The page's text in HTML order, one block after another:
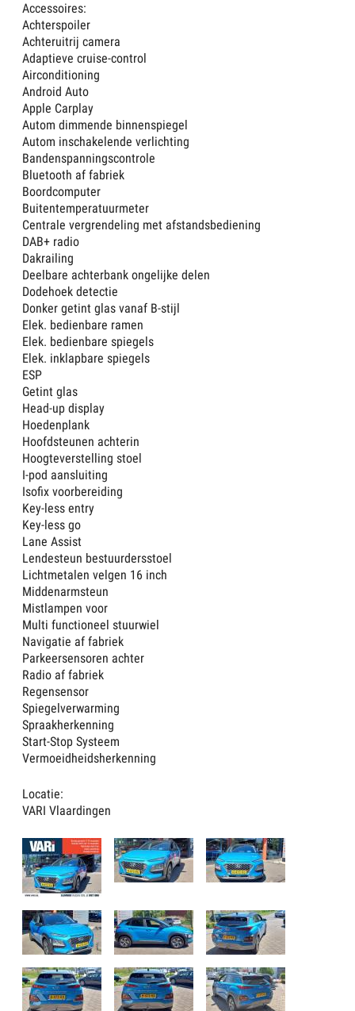
Accessoires:
Achterspoiler
Achteruitrij camera
Adaptieve cruise-control
Airconditioning
Android Auto
Apple Carplay
Autom dimmende binnenspiegel
Autom inschakelende verlichting
Bandenspanningscontrole
Bluetooth af fabriek
Boordcomputer
Buitentemperatuurmeter
Centrale vergrendeling met afstandsbediening
DAB+ radio
Dakrailing
Deelbare achterbank ongelijke delen
Dodehoek detectie
Donker getint glas vanaf B-stijl
Elek. bedienbare ramen
Elek. bedienbare spiegels
Elek. inklapbare spiegels
ESP
Getint glas
Head-up display
Hoedenplank
Hoofdsteunen achterin
Hoogteverstelling stoel
I-pod aansluiting
Isofix voorbereiding
Key-less entry
Key-less go
Lane Assist
Lendesteun bestuurdersstoel
Lichtmetalen velgen 16 inch
Middenarmsteun
Mistlampen voor
Multi functioneel stuurwiel
Navigatie af fabriek
Parkeersensoren achter
Radio af fabriek
Regensensor
Spiegelverwarming
Spraakherkenning
Start-Stop Systeem
Vermoeidheidsherkenning
Locatie:
VARI Vlaardingen